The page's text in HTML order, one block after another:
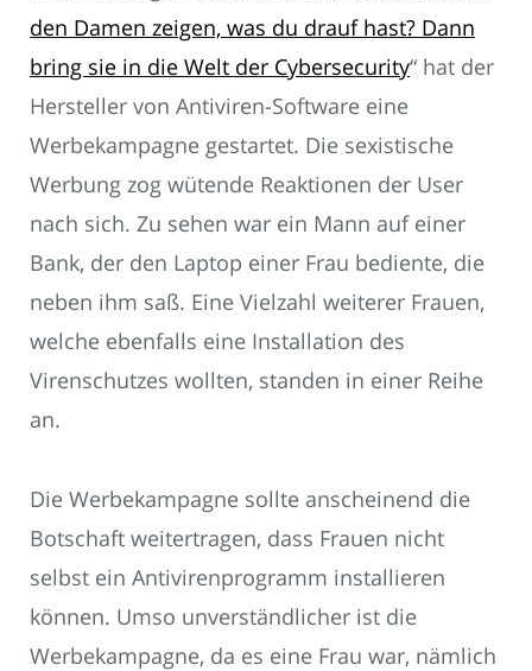
den Damen zeigen, was du drauf hast? Dann
bring sie in die Welt der Cybersecurity“ hat der
Hersteller von Antiviren-Software eine
Werbekampagne gestartet. Die sexistische
Werbung zog wütende Reaktionen der User
nach sich. Zu sehen war ein Mann auf einer
Bank, der den Laptop einer Frau bediente, die
neben ihm saß. Eine Vielzahl weiterer Frauen,
welche ebenfalls eine Installation des
Virenschutzes wollten, standen in einer Reihe
an.
Die Werbekampagne sollte anscheinend die
Botschaft weitertragen, dass Frauen nicht
selbst ein Antivirenprogramm installieren
können. Umso unverständlicher ist die
Werbekampagne, da es eine Frau war, nämlich